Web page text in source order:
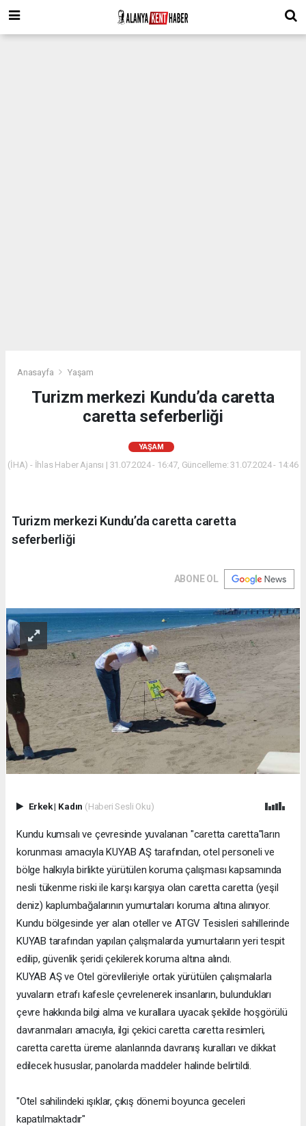
Anasayfa Yaşam
Turizm merkezi Kundu’da caretta
caretta seferberliği
YAŞAM
(İHA) - İhlas Haber Ajansı | 31.07.2024 - 16:47, Güncelleme: 31.07.2024 - 14:46
Turizm merkezi Kundu’da caretta caretta
seferberliği
ABONE OL
Erkek| Kadın (Haberi Sesli Oku)
Kundu kumsalı ve çevresinde yuvalanan "caretta caretta"ların
korunması amacıyla KUYAB AŞ tarafından, otel personeli ve
bölge halkıyla birlikte yürütülen koruma çalışması kapsamında
nesli tükenme riski ile karşı karşıya olan caretta caretta (yeşil
deniz) kaplumbağalarının yumurtaları koruma altına alınıyor.
Kundu bölgesinde yer alan oteller ve ATGV Tesisleri sahillerinde
KUYAB tarafından yapılan çalışmalarda yumurtaların yeri tespit
edilip, güvenlik şeridi çekilerek koruma altına alındı.
KUYAB AŞ ve Otel görevlileriyle ortak yürütülen çalışmalarla
yuvaların etrafı kafesle çevrelenerek insanların, bulundukları
çevre hakkında bilgi alma ve kurallara uyacak şekilde hoşgörülü
davranmaları amacıyla, ilgi çekici caretta caretta resimleri,
caretta caretta üreme alanlarında davranış kuralları ve dikkat
edilecek hususlar, panolarda maddeler halinde belirtildi.
"Otel sahilindeki ışıklar, çıkış dönemi boyunca geceleri
kapatılmaktadır"